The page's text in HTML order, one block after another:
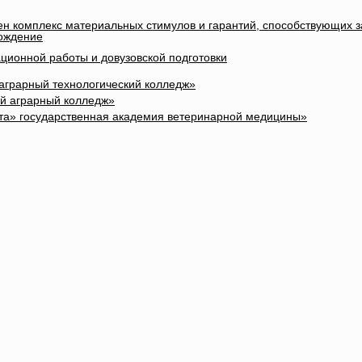
технологический колледж»
аграрный колледж»
государственная академия ветеринарной медицины»
комплекс материальных стимулов и гарантий, способствующих
работы и довузовской подготовки